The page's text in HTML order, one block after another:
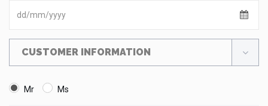
CUSTOMER INFORMATION
Mr Ms